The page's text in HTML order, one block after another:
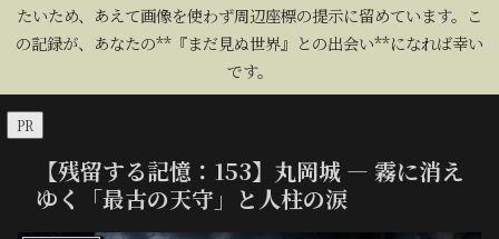
たいため、あえて画像を使わず周辺座標の提示に留めています。こ
の記録が、あなたの**『まだ見ぬ世界』との出会い**になれば幸い
です。
PR
【残留する記憶：153】丸岡城 — 霧に消え
ゆく「最古の天守」と人柱の涙